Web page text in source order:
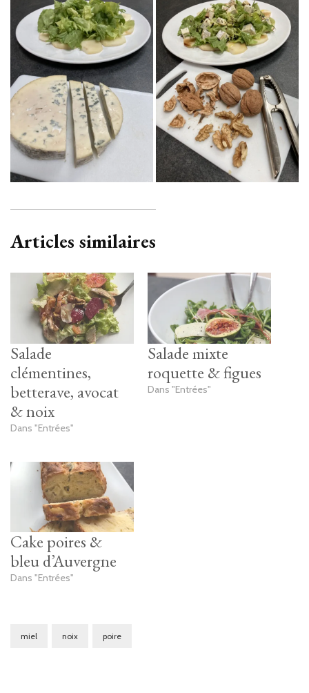
Articles similaires
Salade
clémentines,
betterave, avocat
& noix
Dans "Entrées"
Salade mixte
roquette & figues
Dans "Entrées"
Cake poires &
bleu d’Auvergne
Dans "Entrées"
miel noix poire